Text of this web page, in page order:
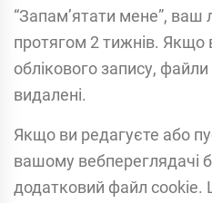
“Запам’ятати мене”, ваш
протягом 2 тижнів. Якщо
облікового запису,
видалені.
Якщо ви редагуєте або
вашому вебпереглядачі
додатковий файл cookie.